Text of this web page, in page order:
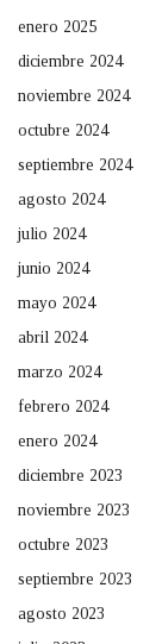
enero 2025
diciembre 2024
noviembre 2024
octubre 2024
septiembre 2024
agosto 2024
julio 2024
junio 2024
mayo 2024
abril 2024
marzo 2024
febrero 2024
enero 2024
diciembre 2023
noviembre 2023
octubre 2023
septiembre 2023
agosto 2023